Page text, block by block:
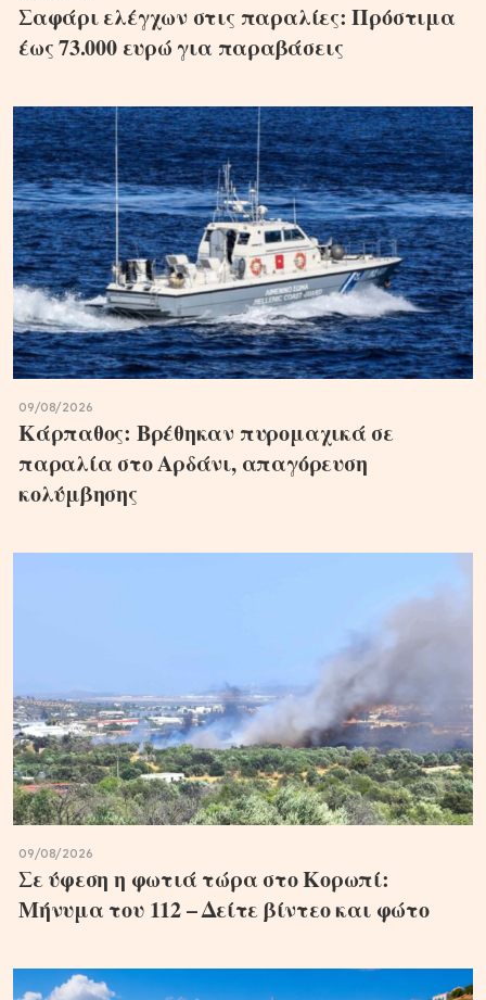
Σαφάρι ελέγχων στις παραλίες: Πρόστιμα
έως 73.000 ευρώ για παραβάσεις
09/08/2026
Κάρπαθος: Βρέθηκαν πυρομαχικά σε
παραλία στο Αρδάνι, απαγόρευση
κολύμβησης
09/08/2026
Σε ύφεση η φωτιά τώρα στο Κορωπί:
Μήνυμα του 112 – Δείτε βίντεο και φώτο